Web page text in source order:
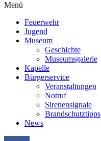
Menü
Feuerwehr
Jugend
Museum
Geschichte
Museumsgalerie
Kapelle
Bürgerservice
Veranstaltungen
Notruf
Sirenensignale
Brandschutztipps
News